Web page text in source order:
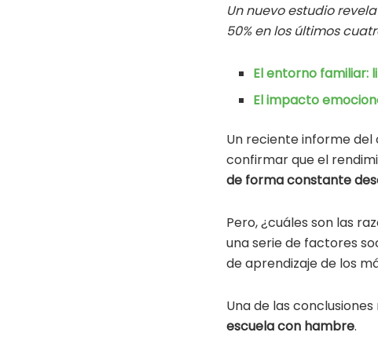
at
s
A
p
b
oo
k
tt
er
ai
l
Un nuevo estudio
50% en los últimos
El entorno familiar:
El impacto
Un reciente informe del
confirmar que el
de forma constante
Pero, ¿cuáles son las
una serie de factores
de aprendizaje de los
Una de las
escuela con hambre.